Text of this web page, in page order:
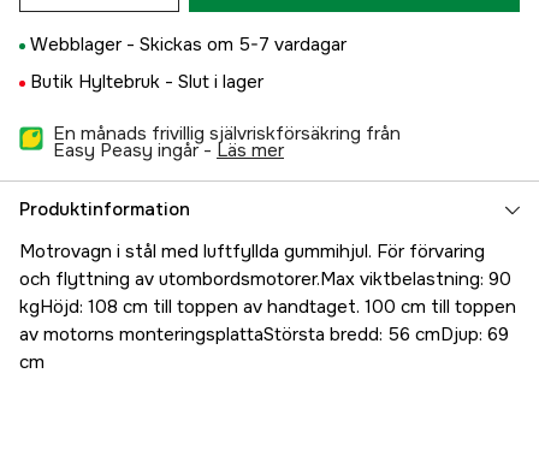
Webblager - Skickas om 5-7 vardagar
Butik Hyltebruk - Slut i lager
En månads frivillig självriskförsäkring från
Easy Peasy ingår - läs mer
Produktinformation
Motrovagn i stål med luftfyllda gummihjul. För förvaring
och flyttning av utombordsmotorer.Max viktbelastning: 90
kgHöjd: 108 cm till toppen av handtaget. 100 cm till toppen
av motorns monteringsplattaStörsta bredd: 56 cmDjup: 69
cm